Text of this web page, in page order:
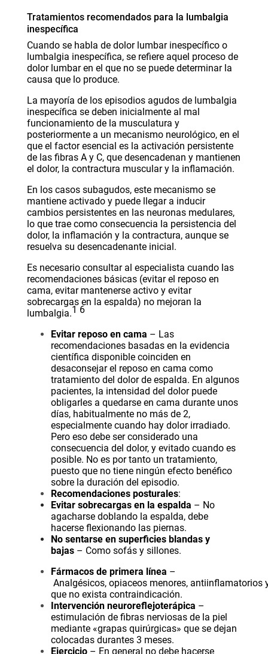
Tratamientos recomendados para la lumbalgia
inespecífica
Cuando se habla de dolor lumbar inespecífico o
lumbalgia inespecífica, se refiere aquel proceso de
dolor lumbar en el que no se puede determinar la
causa que lo produce.
La mayoría de los episodios agudos de lumbalgia
inespecífica se deben inicialmente al mal
funcionamiento de la musculatura y
posteriormente a un mecanismo neurológico, en el
que el factor esencial es la activación persistente
de las fibras A y C, que desencadenan y mantienen
el dolor, la contractura muscular y la inflamación.
En los casos subagudos, este mecanismo se
mantiene activado y puede llegar a inducir
cambios persistentes en las neuronas medulares,
lo que trae como consecuencia la persistencia del
dolor, la inflamación y la contractura, aunque se
resuelva su desencadenante inicial.
Es necesario consultar al especialista cuando las
recomendaciones básicas (evitar el reposo en
cama, evitar mantenerse activo y evitar
sobrecargas en la espalda) no mejoran la
lumbalgia.1 6
Evitar reposo en cama – Las
recomendaciones basadas en la evidencia
científica disponible coinciden en
desaconsejar el reposo en cama como
tratamiento del dolor de espalda. En algunos
pacientes, la intensidad del dolor puede
obligarles a quedarse en cama durante unos
días, habitualmente no más de 2,
especialmente cuando hay dolor irradiado.
Pero eso debe ser considerado una
consecuencia del dolor, y evitado cuando es
posible. No es por tanto un tratamiento,
puesto que no tiene ningún efecto benéfico
sobre la duración del episodio.
Recomendaciones posturales:
Evitar sobrecargas en la espalda – No
agacharse doblando la espalda, debe
hacerse flexionando las piernas.
No sentarse en superficies blandas y
bajas – Como sofás y sillones.
Fármacos de primera línea –
Analgésicos, opiaceos menores, antiinflamatorios
que no exista contraindicación.
Intervención neuroreflejoterápica –
estimulación de fibras nerviosas de la piel
mediante «grapas quirúrgicas» que se dejan
colocadas durantes 3 meses.
Ejercicio – En general no debe hacerse